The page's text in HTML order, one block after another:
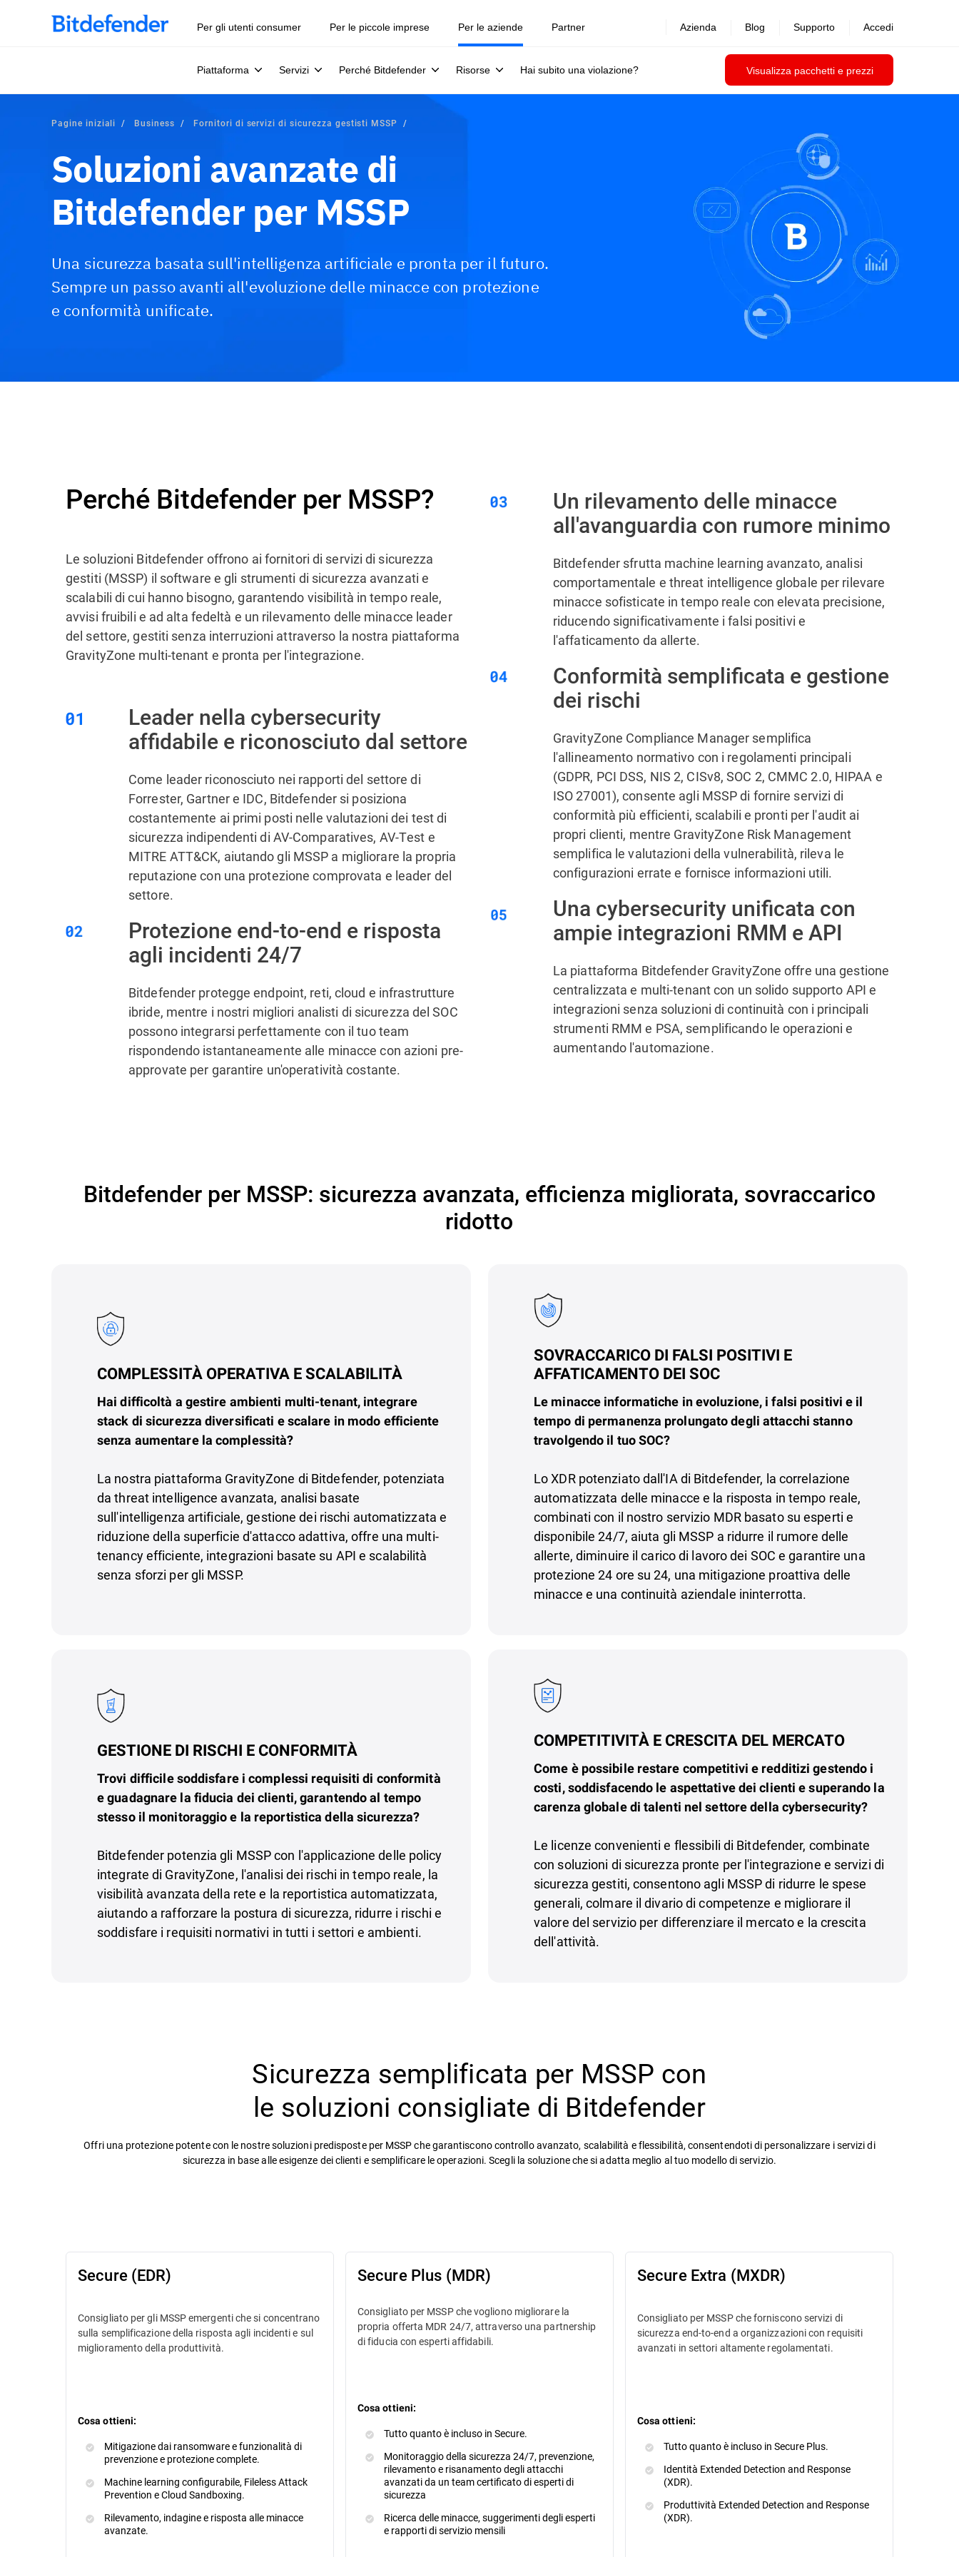
Per gli utenti consumer Per le piccole imprese Per le aziende
Piattaforma Servizi Perché Bitdefender Risorse Hai subito una violazione? Visualizza pacchetti e prezzi
Partner Azienda Blog Supporto Accedi
Pagine iniziali Business Fornitori di servizi di sicurezza gestisti MSSP
Soluzioni avanzate di
Bitdefender per MSSP
Una sicurezza basata sull'intelligenza artificiale e pronta per il futuro.
Sempre un passo avanti all'evoluzione delle minacce con protezione
e conformità unificate.
Perché Bitdefender per MSSP?
Le soluzioni Bitdefender offrono ai fornitori di servizi di sicurezza
gestiti (MSSP) il software e gli strumenti di sicurezza avanzati e
scalabili di cui hanno bisogno, garantendo visibilità in tempo reale,
avvisi fruibili e ad alta fedeltà e un rilevamento delle minacce leader
del settore, gestiti senza interruzioni attraverso la nostra piattaforma
GravityZone multi-tenant e pronta per l'integrazione.
Leader nella cybersecurity
affidabile e riconosciuto dal settore
Come leader riconosciuto nei rapporti del settore di
Forrester, Gartner e IDC, Bitdefender si posiziona
costantemente ai primi posti nelle valutazioni dei test di
sicurezza indipendenti di AV-Comparatives, AV-Test e
MITRE ATT&CK, aiutando gli MSSP a migliorare la propria
reputazione con una protezione comprovata e leader del
settore.
Protezione end-to-end e risposta
agli incidenti 24/7
Bitdefender protegge endpoint, reti, cloud e infrastrutture
ibride, mentre i nostri migliori analisti di sicurezza del SOC
possono integrarsi perfettamente con il tuo team
rispondendo istantaneamente alle minacce con azioni pre-
approvate per garantire un'operatività costante.
Un rilevamento delle minacce
all'avanguardia con rumore minimo
Bitdefender sfrutta machine learning avanzato, analisi
comportamentale e threat intelligence globale per rilevare
minacce sofisticate in tempo reale con elevata precisione,
riducendo significativamente i falsi positivi e
l'affaticamento da allerte.
Conformità semplificata e gestione
dei rischi
GravityZone Compliance Manager semplifica
l'allineamento normativo con i regolamenti principali
(GDPR, PCI DSS, NIS 2, CISv8, SOC 2, CMMC 2.0, HIPAA e
ISO 27001), consente agli MSSP di fornire servizi di
conformità più efficienti, scalabili e pronti per l'audit ai
propri clienti, mentre GravityZone Risk Management
semplifica le valutazioni della vulnerabilità, rileva le
configurazioni errate e fornisce informazioni utili.
Una cybersecurity unificata con
ampie integrazioni RMM e API
La piattaforma Bitdefender GravityZone offre una gestione
centralizzata e multi-tenant con un solido supporto API e
integrazioni senza soluzioni di continuità con i principali
strumenti RMM e PSA, semplificando le operazioni e
aumentando l'automazione.
Bitdefender per MSSP: sicurezza avanzata, efficienza migliorata, sovraccarico
ridotto
COMPLESSITÀ OPERATIVA E SCALABILITÀ
Hai difficoltà a gestire ambienti multi-tenant, integrare
stack di sicurezza diversificati e scalare in modo efficiente
senza aumentare la complessità?
La nostra piattaforma GravityZone di Bitdefender, potenziata
da threat intelligence avanzata, analisi basate
sull'intelligenza artificiale, gestione dei rischi automatizzata e
riduzione della superficie d'attacco adattiva, offre una multi-
tenancy efficiente, integrazioni basate su API e scalabilità
senza sforzi per gli MSSP.
SOVRACCARICO DI FALSI POSITIVI E
AFFATICAMENTO DEI SOC
Le minacce informatiche in evoluzione, i falsi positivi e il
tempo di permanenza prolungato degli attacchi stanno
travolgendo il tuo SOC?
Lo XDR potenziato dall'IA di Bitdefender, la correlazione
automatizzata delle minacce e la risposta in tempo reale,
combinati con il nostro servizio MDR basato su esperti e
disponibile 24/7, aiuta gli MSSP a ridurre il rumore delle
allerte, diminuire il carico di lavoro dei SOC e garantire una
protezione 24 ore su 24, una mitigazione proattiva delle
minacce e una continuità aziendale ininterrotta.
GESTIONE DI RISCHI E CONFORMITÀ
Trovi difficile soddisfare i complessi requisiti di conformità
e guadagnare la fiducia dei clienti, garantendo al tempo
stesso il monitoraggio e la reportistica della sicurezza?
Bitdefender potenzia gli MSSP con l'applicazione delle policy
integrate di GravityZone, l'analisi dei rischi in tempo reale, la
visibilità avanzata della rete e la reportistica automatizzata,
aiutando a rafforzare la postura di sicurezza, ridurre i rischi e
soddisfare i requisiti normativi in tutti i settori e ambienti.
COMPETITIVITÀ E CRESCITA DEL MERCATO
Come è possibile restare competitivi e redditizi gestendo i
costi, soddisfacendo le aspettative dei clienti e superando la
carenza globale di talenti nel settore della cybersecurity?
Le licenze convenienti e flessibili di Bitdefender, combinate
con soluzioni di sicurezza pronte per l'integrazione e servizi di
sicurezza gestiti, consentono agli MSSP di ridurre le spese
generali, colmare il divario di competenze e migliorare il
valore del servizio per differenziare il mercato e la crescita
dell'attività.
Sicurezza semplificata per MSSP con
le soluzioni consigliate di Bitdefender
Offri una protezione potente con le nostre soluzioni predisposte per MSSP che garantiscono controllo avanzato, scalabilità e flessibilità, consentendoti di personalizzare i servizi di
sicurezza in base alle esigenze dei clienti e semplificare le operazioni. Scegli la soluzione che si adatta meglio al tuo modello di servizio.
Secure (EDR)
Consigliato per gli MSSP emergenti che si concentrano
sulla semplificazione della risposta agli incidenti e sul
miglioramento della produttività.
Cosa ottieni:
Mitigazione dai ransomware e funzionalità di
prevenzione e protezione complete.
Machine learning configurabile, Fileless Attack
Prevention e Cloud Sandboxing.
Rilevamento, indagine e risposta alle minacce
avanzate.
Secure Plus (MDR)
Consigliato per MSSP che vogliono migliorare la
propria offerta MDR 24/7, attraverso una partnership
di fiducia con esperti affidabili.
Cosa ottieni:
Tutto quanto è incluso in Secure.
Monitoraggio della sicurezza 24/7, prevenzione,
rilevamento e risanamento degli attacchi
avanzati da un team certificato di esperti di
sicurezza
Ricerca delle minacce, suggerimenti degli esperti
e rapporti di servizio mensili
Secure Extra (MXDR)
Consigliato per MSSP che forniscono servizi di
sicurezza end-to-end a organizzazioni con requisiti
avanzati in settori altamente regolamentati.
Cosa ottieni:
Tutto quanto è incluso in Secure Plus.
Identità Extended Detection and Response
(XDR).
Produttività Extended Detection and Response
(XDR).